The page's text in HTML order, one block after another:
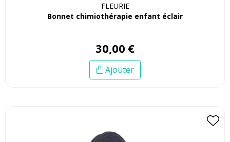
FLEURIE
Bonnet chimiothérapie enfant éclair
30,00 €
Ajouter